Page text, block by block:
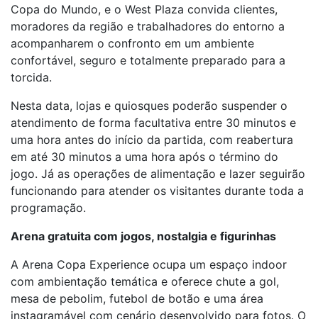
Copa do Mundo, e o West Plaza convida clientes,
moradores da região e trabalhadores do entorno a
acompanharem o confronto em um ambiente
confortável, seguro e totalmente preparado para a
torcida.
Nesta data, lojas e quiosques poderão suspender o
atendimento de forma facultativa entre 30 minutos e
uma hora antes do início da partida, com reabertura
em até 30 minutos a uma hora após o término do
jogo. Já as operações de alimentação e lazer seguirão
funcionando para atender os visitantes durante toda a
programação.
Arena gratuita com jogos, nostalgia e figurinhas
A Arena Copa Experience ocupa um espaço indoor
com ambientação temática e oferece chute a gol,
mesa de pebolim, futebol de botão e uma área
instagramável com cenário desenvolvido para fotos. O